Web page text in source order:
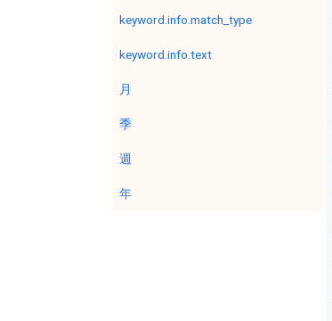
keyword.info.match_type
keyword.info.text
月
季
週
年